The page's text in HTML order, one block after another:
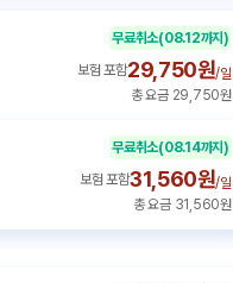
무료취소(08.12까지)
보험 포함29,750원/일
총 요금 29,750원
무료취소(08.14까지)
보험 포함31,560원/일
총 요금 31,560원